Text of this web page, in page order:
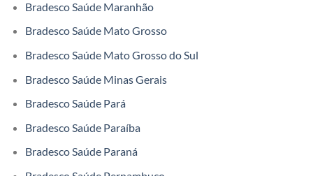
Bradesco Saúde Maranhão
Bradesco Saúde Mato Grosso
Bradesco Saúde Mato Grosso do Sul
Bradesco Saúde Minas Gerais
Bradesco Saúde Pará
Bradesco Saúde Paraíba
Bradesco Saúde Paraná